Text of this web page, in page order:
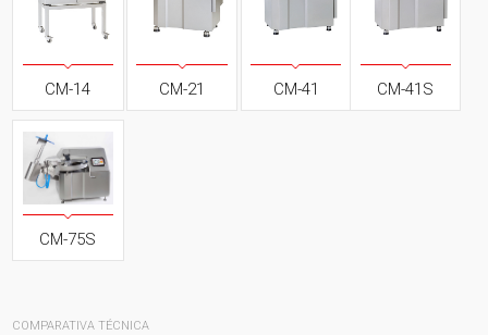
CM-14 CM-21 CM-41 CM-41S
CM-75S
COMPARATIVA TÉCNICA